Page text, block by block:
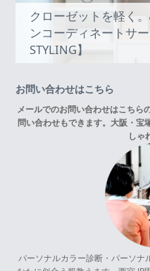
クローゼットを軽く
ンコーディネートサ
STYLING】
お問い合わせはこちら
メールでのお問い合わせはこちら
問い合わせもできます。 大阪・宝
しゃ
パーソナルカラー診断・パーソナ